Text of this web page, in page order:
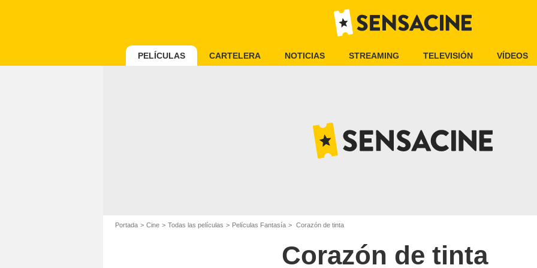
PELÍCULAS CARTELERA NOTICIAS STREAMING TELEVISIÓN VÍDEOS
Portada Cine Todas las películas Películas Fantasía Corazón de tinta
Corazón de tinta